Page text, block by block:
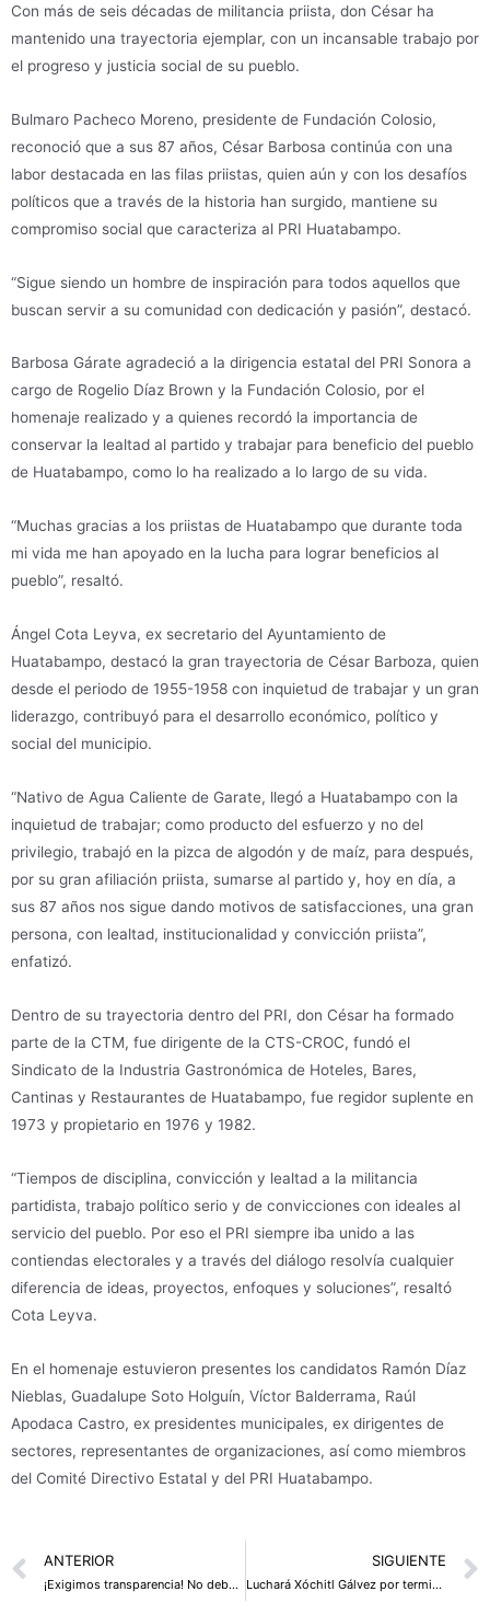
Con más de seis décadas de militancia priista, don César ha
mantenido una trayectoria ejemplar, con un incansable trabajo por
el progreso y justicia social de su pueblo.
Bulmaro Pacheco Moreno, presidente de Fundación Colosio,
reconoció que a sus 87 años, César Barbosa continúa con una
labor destacada en las filas priistas, quien aún y con los desafíos
políticos que a través de la historia han surgido, mantiene su
compromiso social que caracteriza al PRI Huatabampo.
“Sigue siendo un hombre de inspiración para todos aquellos que
buscan servir a su comunidad con dedicación y pasión”, destacó.
Barbosa Gárate agradeció a la dirigencia estatal del PRI Sonora a
cargo de Rogelio Díaz Brown y la Fundación Colosio, por el
homenaje realizado y a quienes recordó la importancia de
conservar la lealtad al partido y trabajar para beneficio del pueblo
de Huatabampo, como lo ha realizado a lo largo de su vida.
“Muchas gracias a los priistas de Huatabampo que durante toda
mi vida me han apoyado en la lucha para lograr beneficios al
pueblo”, resaltó.
Ángel Cota Leyva, ex secretario del Ayuntamiento de
Huatabampo, destacó la gran trayectoria de César Barboza, quien
desde el periodo de 1955-1958 con inquietud de trabajar y un gran
liderazgo, contribuyó para el desarrollo económico, político y
social del municipio.
“Nativo de Agua Caliente de Garate, llegó a Huatabampo con la
inquietud de trabajar; como producto del esfuerzo y no del
privilegio, trabajó en la pizca de algodón y de maíz, para después,
por su gran afiliación priista, sumarse al partido y, hoy en día, a
sus 87 años nos sigue dando motivos de satisfacciones, una gran
persona, con lealtad, institucionalidad y convicción priista”,
enfatizó.
Dentro de su trayectoria dentro del PRI, don César ha formado
parte de la CTM, fue dirigente de la CTS-CROC, fundó el
Sindicato de la Industria Gastronómica de Hoteles, Bares,
Cantinas y Restaurantes de Huatabampo, fue regidor suplente en
1973 y propietario en 1976 y 1982.
“Tiempos de disciplina, convicción y lealtad a la militancia
partidista, trabajo político serio y de convicciones con ideales al
servicio del pueblo. Por eso el PRI siempre iba unido a las
contiendas electorales y a través del diálogo resolvía cualquier
diferencia de ideas, proyectos, enfoques y soluciones”, resaltó
Cota Leyva.
En el homenaje estuvieron presentes los candidatos Ramón Díaz
Nieblas, Guadalupe Soto Holguín, Víctor Balderrama, Raúl
Apodaca Castro, ex presidentes municipales, ex dirigentes de
sectores, representantes de organizaciones, así como miembros
del Comité Directivo Estatal y del PRI Huatabampo.
Prev
ANTERIOR
¡Exigimos transparencia! No debe molestarle al gobierno la exigencia de información en megaobras como el cambio de vías del tren “fantasma” de Nogales: Beltrones
SIGUIENTE
Luchará Xóchitl Gálvez por terminar con la cultura del odio en el país